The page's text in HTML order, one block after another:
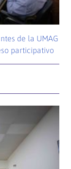
de la UMAG
participativo